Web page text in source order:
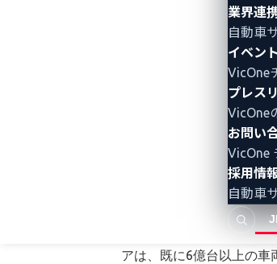
業界連
自動車
イベント
VicOne
プレス
VicOne
お問い
VicOne
採用情
自動車
自動車メーカーにとって
す複雑化する車両環境に
テリジェンスに基づくル
エレクトロビ
エレクトロビットは、先
ーディングカンパニーで
ュリティ、自動運転、関
アは、既に6億台以上の車